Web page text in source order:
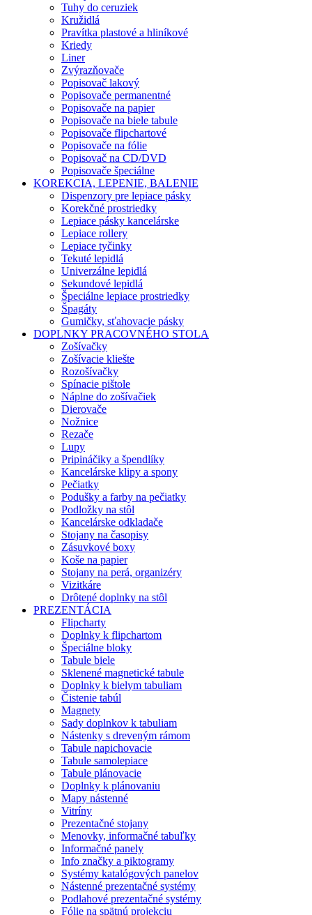
Tuhy do ceruziek
Kružidlá
Pravítka plastové a hliníkové
Kriedy
Liner
Zvýrazňovače
Popisovač lakový
Popisovače permanentné
Popisovače na papier
Popisovače na biele tabule
Popisovače flipchartové
Popisovače na fólie
Popisovač na CD/DVD
Popisovače špeciálne
KOREKCIA, LEPENIE, BALENIE
Dispenzory pre lepiace pásky
Korekčné prostriedky
Lepiace pásky kancelárske
Lepiace rollery
Lepiace tyčinky
Tekuté lepidlá
Univerzálne lepidlá
Sekundové lepidlá
Špeciálne lepiace prostriedky
Špagáty
Gumičky, sťahovacie pásky
DOPLNKY PRACOVNÉHO STOLA
Zošívačky
Zošívacie kliešte
Rozošívačky
Spínacie pištole
Náplne do zošívačiek
Dierovače
Nožnice
Rezače
Lupy
Pripináčiky a špendlíky
Kancelárske klipy a spony
Pečiatky
Podušky a farby na pečiatky
Podložky na stôl
Kancelárske odkladače
Stojany na časopisy
Zásuvkové boxy
Koše na papier
Stojany na perá, organizéry
Vizitkáre
Drôtené doplnky na stôl
PREZENTÁCIA
Flipcharty
Doplnky k flipchartom
Špeciálne bloky
Tabule biele
Sklenené magnetické tabule
Doplnky k bielym tabuliam
Čistenie tabúl
Magnety
Sady doplnkov k tabuliam
Nástenky s dreveným rámom
Tabule napichovacie
Tabule samolepiace
Tabule plánovacie
Doplnky k plánovaniu
Mapy nástenné
Vitríny
Prezentačné stojany
Menovky, informačné tabuľky
Informačné panely
Info značky a piktogramy
Systémy katalógových panelov
Nástenné prezentačné systémy
Podlahové prezentačné systémy
Fólie na spätnú projekciu